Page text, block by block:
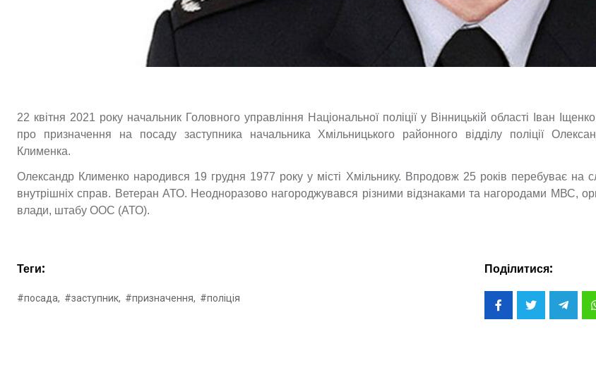
22 квітня 2021 року начальник Головного управління Національної поліції у Вінницькій області Іван
про призначення на посаду заступника начальника Хмільницького районного відділу поліції
Клименка.
Олександр Клименко народився 19 грудня 1977 року у місті Хмільнику. Впродовж 25 років перебуває на
внутрішніх справ. Ветеран АТО. Неодноразово нагороджувався різними відзнаками та нагородами МВС,
влади, штабу ООС (АТО).
Теги:
#посада, #заступник, #призначення, #поліція
Поділитися: